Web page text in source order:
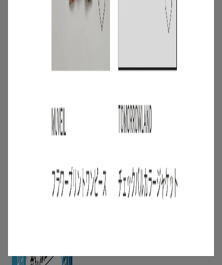
キャンペーン
【夏限定】短く借りて、たくさん楽し
む。短期レンタルキャンペーン開催